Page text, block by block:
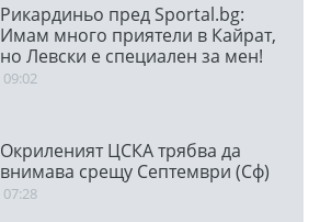
Рикардиньо пред Sportal.bg:
Имам много приятели в Кайрат,
но Левски е специален за мен!
09:02
Окриленият ЦСКА трябва да
внимава срещу Септември (Сф)
07:28